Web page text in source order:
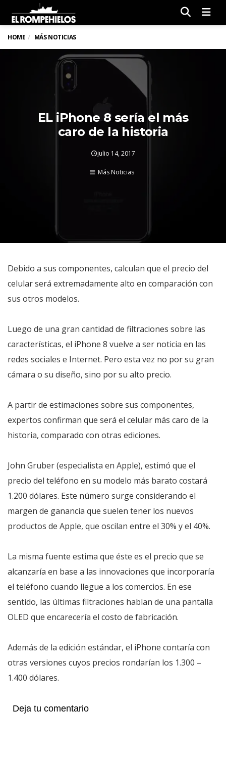
HOME MÁS NOTICIAS
EL iPhone 8 sería el más
caro de la historia
julio 14, 2017
Más Noticias
Debido a sus componentes, calculan que el precio del
celular será extremadamente alto en comparación con
sus otros modelos.
Luego de una gran cantidad de filtraciones sobre las
características, el iPhone 8 vuelve a ser noticia en las
redes sociales e Internet. Pero esta vez no por su gran
cámara o su diseño, sino por su alto precio.
A partir de estimaciones sobre sus componentes,
expertos confirman que será el celular más caro de la
historia, comparado con otras ediciones.
John Gruber (especialista en Apple), estimó que el
precio del teléfono en su modelo más barato costará
1.200 dólares. Este número surge considerando el
margen de ganancia que suelen tener los nuevos
productos de Apple, que oscilan entre el 30% y el 40%.
La misma fuente estima que éste es el precio que se
alcanzaría en base a las innovaciones que incorporaría
el teléfono cuando llegue a los comercios. En ese
sentido, las últimas filtraciones hablan de una pantalla
OLED que encarecería el costo de fabricación.
Además de la edición estándar, el iPhone contaría con
otras versiones cuyos precios rondarían los 1.300 –
1.400 dólares.
Deja tu comentario